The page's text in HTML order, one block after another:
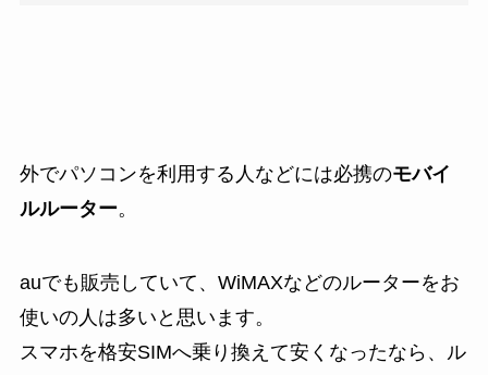
外でパソコンを利用する人などには必携のモバイ
ルルーター。
auでも販売していて、WiMAXなどのルーターをお
使いの人は多いと思います。
スマホを格安SIMへ乗り換えて安くなったなら、ル